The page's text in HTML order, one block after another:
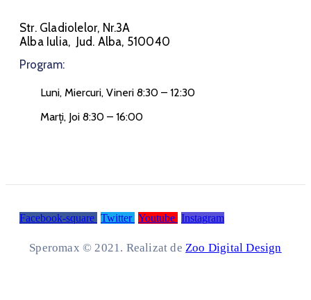
Str. Gladiolelor, Nr.3A
Alba Iulia, Jud. Alba, 510040
Program:
Luni, Miercuri, Vineri 8:30 – 12:30
Marți, Joi 8:30 – 16:00
Facebook-square Twitter Youtube Instagram
Speromax © 2021. Realizat deZoo Digital Design